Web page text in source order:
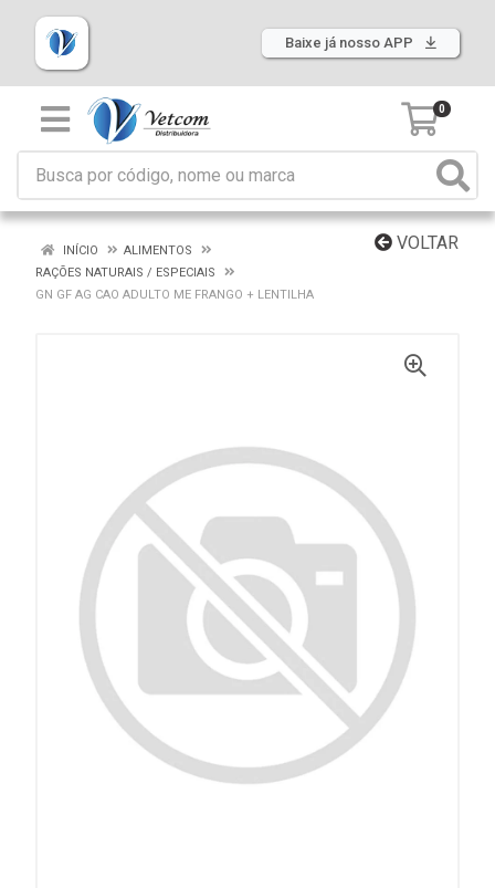
Baixe já nosso APP
0
VOLTAR
INÍCIO
ALIMENTOS
RAÇÕES NATURAIS / ESPECIAIS
GN GF AG CAO ADULTO ME FRANGO + LENTILHA